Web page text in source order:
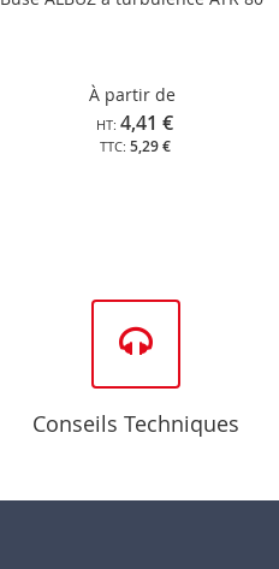
À partir de
5,29 €
4,41 €
Conseils Techniques